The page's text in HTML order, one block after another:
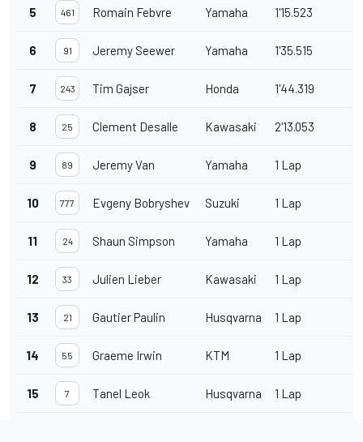
5 461 Romain Febvre Yamaha 1'15.523
6 91 Jeremy Seewer Yamaha 1'35.515
7 243 Tim Gajser Honda 1'44.319
8 25 Clement Desalle Kawasaki 2'13.053
9 89 Jeremy Van Yamaha 1 Lap
10 777 Evgeny Bobryshev Suzuki 1 Lap
11 24 Shaun Simpson Yamaha 1 Lap
12 33 Julien Lieber Kawasaki 1 Lap
13 21 Gautier Paulin Husqvarna 1 Lap
14 55 Graeme Irwin KTM 1 Lap
15 7 Tanel Leok Husqvarna 1 Lap